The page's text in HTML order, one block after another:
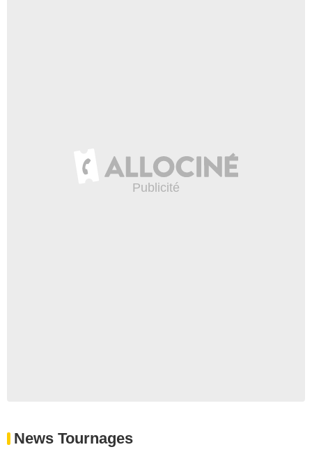
News Tournages